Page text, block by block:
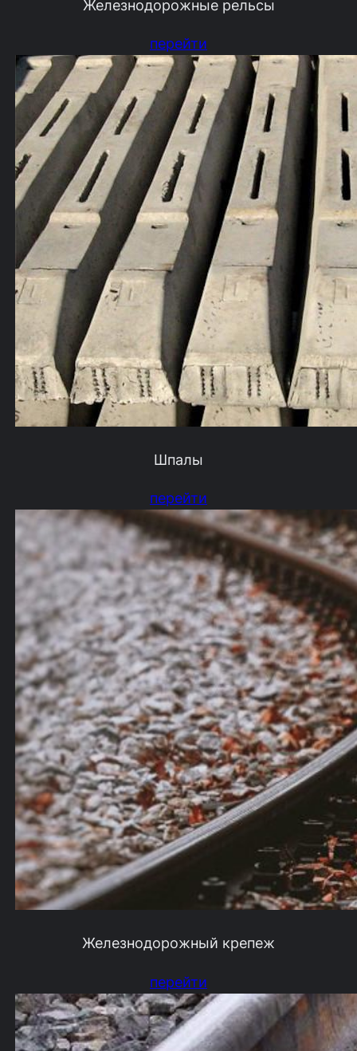
Железнодорожные рельсы
перейти
Шпалы
перейти
Железнодорожный крепеж
перейти